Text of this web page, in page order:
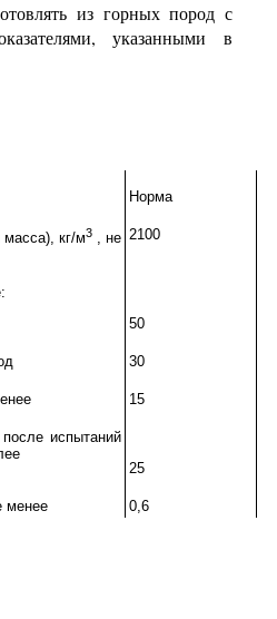
из горных пород с
указанными в
Норма
кг/м3 , не 2100
50
30
15
испытаний
25
менее 0,6